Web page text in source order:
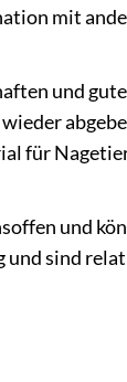
mit
und
für
und
und sind